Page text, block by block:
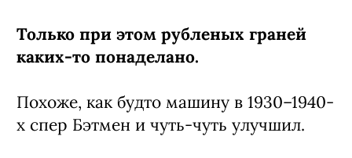
Только при этом рубленых граней
каких-то понаделано.
Похоже, как будто машину в 1930–1940-
х спер Бэтмен и чуть-чуть улучшил.